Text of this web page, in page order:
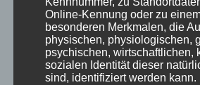
Führung wieder zu einem
erstrebenswerten Karriereziel
Dem können wir als Team von
Online-Kennung oder zu
besonderen Merkmalen, die
physischen, physiologischen,
psychischen, wirtschaftlichen,
sozialen Identität dieser
sind, identifiziert werden kann.